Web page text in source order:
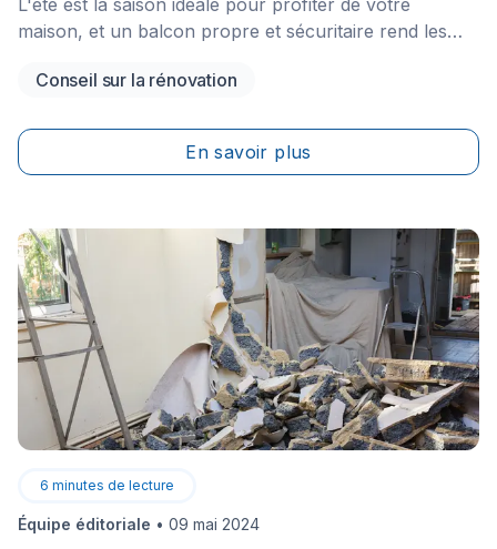
maison, et un balcon propre et sécuritaire rend les
Quelques gestes simples, comme dégager les drains,
rafraîchir le mobilier ou retoucher les finis usés,
peuvent améliorer l'apparence de votre propriété tout
Conseil sur la rénovation
En savoir plus
6 minutes de lecture
Équipe éditoriale • 09 mai 2024